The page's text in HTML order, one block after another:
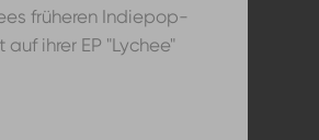
früheren Indiepop-
ihrer EP "Lychee"